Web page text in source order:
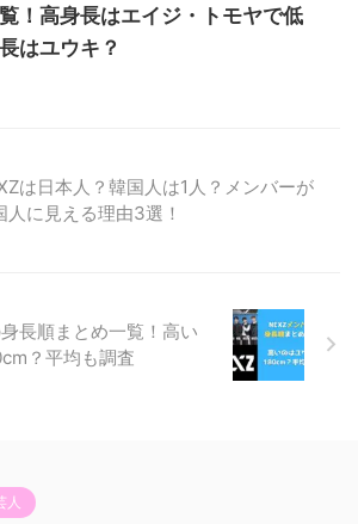
！高身長はエイジ・トモヤで低
はユウキ？
は日本人？韓国人は1人？メンバーが
人に見える理由3選！
長順まとめ一覧！高い
？平均も調査
人